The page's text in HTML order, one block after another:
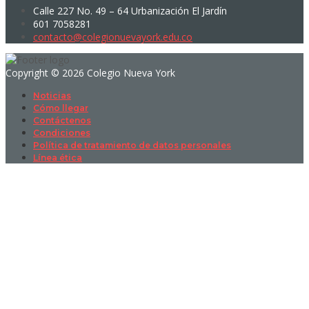
Calle 227 No. 49 – 64 Urbanización El Jardín
601 7058281
contacto@colegionuevayork.edu.co
Copyright © 2026 Colegio Nueva York
Noticias
Cómo llegar
Contáctenos
Condiciones
Política de tratamiento de datos personales
Línea ética